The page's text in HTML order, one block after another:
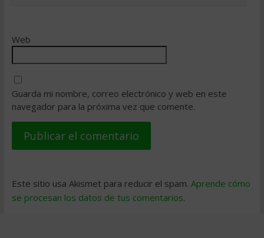
Web
Guarda mi nombre, correo electrónico y web en este
navegador para la próxima vez que comente.
Este sitio usa Akismet para reducir el spam. Aprende cómo
se procesan los datos de tus comentarios.